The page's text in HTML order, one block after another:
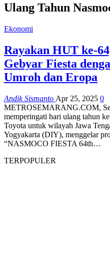
Ulang Tahun
Ekonomi
Rayakan HUT ke-
Gebyar Fiesta
Umroh dan Eropa
Andik Sismanto Apr 25, 2025 0
METROSEMARANG.COM,
memperingati hari ulang tahun
Toyota untuk wilayah Jawa
Yogyakarta (DIY), menggelar
“NASMOCO FIESTA 64th…
TERPOPULER